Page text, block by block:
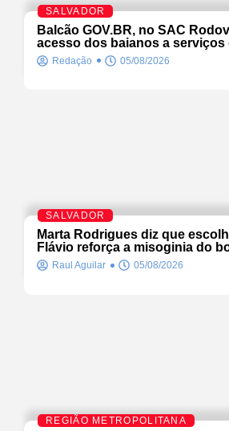
SALVADOR
Balcão GOV.BR, no SAC
acesso dos baianos a serviços
Redação 05/08/2026
SALVADOR
Marta Rodrigues diz que
Flávio reforça a misoginia do
Raul Aguilar 05/08/2026
REGIÃO METROPOLITANA